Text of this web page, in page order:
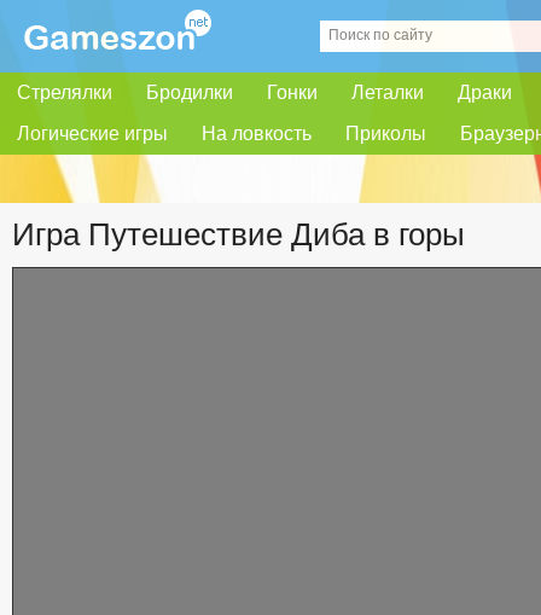
Стрелялки Бродилки Гонки Леталки
Драки
Логические игры
На ловкость Приколы
Игра Путешествие Диба в горы